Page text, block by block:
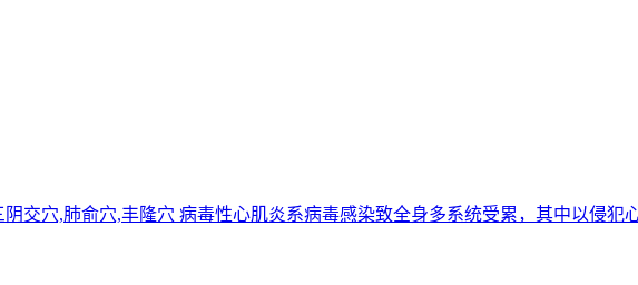
交穴,肺俞穴,丰隆穴 病毒性心肌炎系病毒感染致全身多系统受累，其中以侵犯